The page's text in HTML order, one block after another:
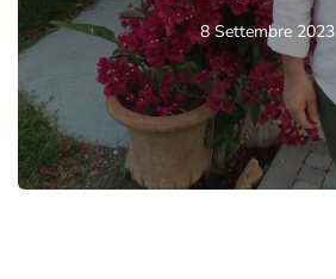
8 Settembre 2023